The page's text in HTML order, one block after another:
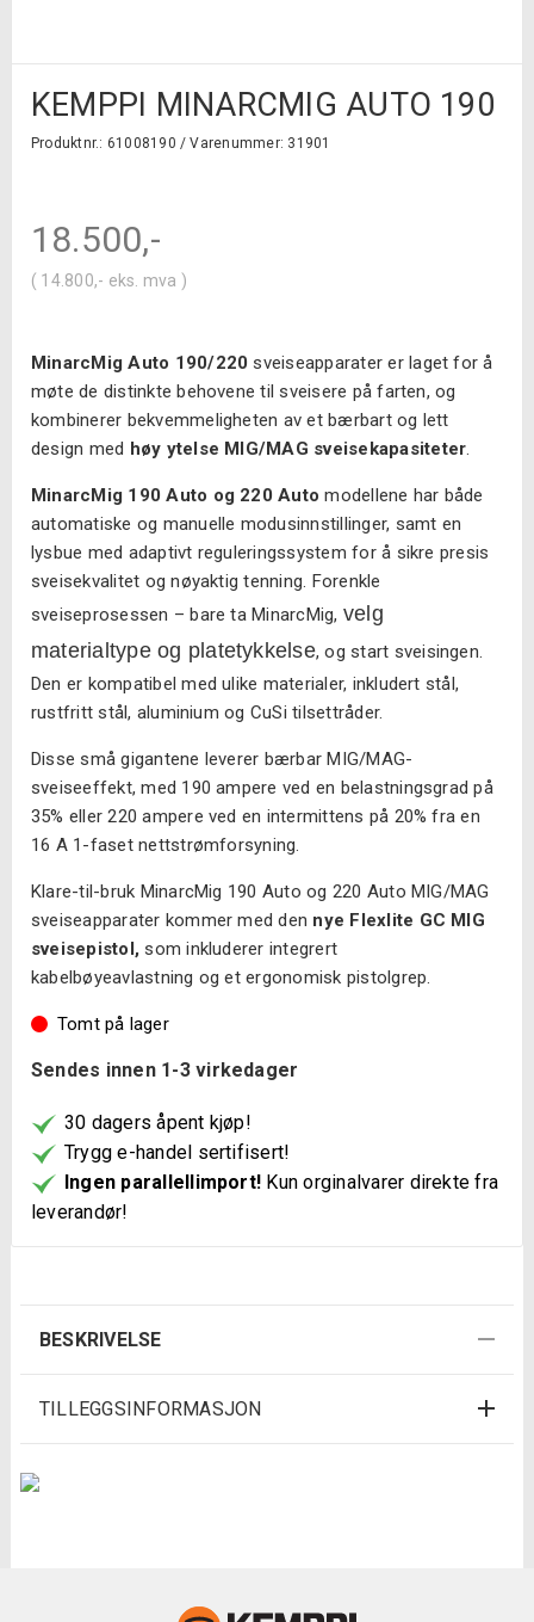
KEMPPI MINARCMIG AUTO 190
Produktnr.: 61008190 /Varenummer: 31901
18.500,-
( 14.800,- eks. mva )
MinarcMig Auto 190/220 sveiseapparater er laget for å
møte de distinkte behovene til sveisere på farten, og
kombinerer bekvemmeligheten av et bærbart og lett
design med høy ytelse MIG/MAG sveisekapasiteter.
MinarcMig 190 Auto og 220 Auto modellene har både
automatiske og manuelle modusinnstillinger, samt en
lysbue med adaptivt reguleringssystem for å sikre presis
sveisekvalitet og nøyaktig tenning. Forenkle
sveiseprosessen – bare ta MinarcMig, velg
materialtype og platetykkelse, og start sveisingen.
Den er kompatibel med ulike materialer, inkludert stål,
rustfritt stål, aluminium og CuSi tilsettråder.
Disse små gigantene leverer bærbar MIG/MAG-
sveiseeffekt, med 190 ampere ved en belastningsgrad på
35% eller 220 ampere ved en intermittens på 20% fra en
16 A 1-faset nettstrømforsyning.
Klare-til-bruk MinarcMig 190 Auto og 220 Auto MIG/MAG
sveiseapparater kommer med den nye Flexlite GC MIG
sveisepistol,som inkluderer integrert
kabelbøyeavlastning og et ergonomisk pistolgrep.
Tomt på lager
Sendes innen 1-3 virkedager
30 dagers åpent kjøp!
Trygg e-handel sertifisert!
Ingen parallellimport! Kun orginalvarer direkte fra
leverandør!
BESKRIVELSE
TILLEGGSINFORMASJON